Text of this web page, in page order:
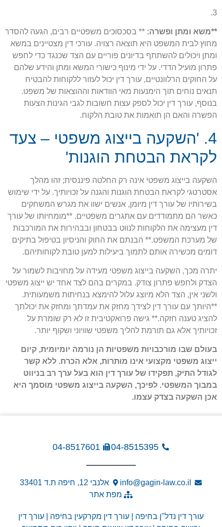
3.
**משא ומתן ופשרה: ** בסכסוכים משפטיים רבים, הגעה להסדר
מחוץ לבית המשפט היא תוצאה רצויה. עורכי דין מצטיינים במשא
ומתן ויכולים להשתתף בדיונים פוריים עם הצד שכנגד כדי לחפש
פתרון מועיל הדדי. על ידי מינוף כישורי המשא ומתן והידע שלהם
על החוקים הרלוונטיים, עורך דין יכול לעזור ללקוחות להבטיח
תנאים נוחים תוך הימנעות מאי הוודאות וההוצאות של משפט.
בנוסף, עורך דין יכול לספק עצות חשובות לגבי הגינות הצעות
הפשרה והאם הן תואמות את טובת הלקוח.
4. 'השקעה בייצוג משפטי – צעד
לקראת הבטחת הוגנות'
השקעה בייצוג משפטי אינה רק החלטה פיננסית; זהו מהלך
אסטרטגי לקראת הבטחת הוגנות והגנה על זכויותיך. על ידי שימוש
בשירותיו של עורך דין מיומן, אנשים ישוו את מגרש המשחקים
כאשר הם מתמודדים עם אתגרים משפטיים. **מומחיותו של עורך
דין מעצימה את הלקוחות לנווט בבטחון ובבהירות את המורכבות
של מערכת המשפט.** הבנתם את החוק והניסיון בטיפול בתיקים
דומים מכשירה אותם לתמוך ביעילות למען טובת לקוחותיהם.
יתרה מכך, השקעה בייצוג משפטי מעידה על מחויבות לשמור על
הצדק ולחפש פתרון צודק. במקרים בהם לצד אחד יש ייצוג משפטי
ולשני אין, הצד הלא מיוצג עלול להימצא בנחיתות משמעותית.
**היותך עם עורך דין לצידך מחזק את עמדתך ומחזק את יכולתך
להציג טענה חזקה.** גישה פרואקטיבית זו לא רק שומרת על
זכויותיך אלא גם תורמת להליך משפטי שוויוני ושקוף יותר.
בעולם שבו מורכבויות משפטיות הן נורמה יומיומית, קיום
ייצוג משפטי מקצועי אינו מותרות, אלא הכרח. ללא קשר
לגודל התיק, תפקידו של עורך דין הוא בעל ערך רב בניווט
במבוך המשפטי. לפיכך, השקעה בייצוג משפטי מוסמך היא
אכן השקעה בצדק עצמו.
04-8515395
04-8517601
info@gagin-law.co.il
אלנבי 12, חיפה ת.ד 33401
מפת אתר
עורך דין נדל"ן בחיפה עורך דין מקרקעין בחיפה
עורך דין